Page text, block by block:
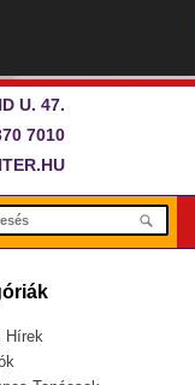
U. 47.
7010
Hírek